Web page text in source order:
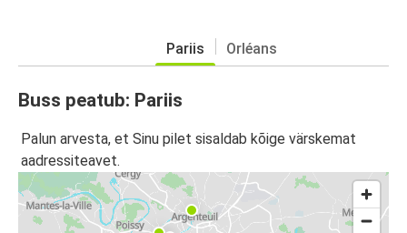
Pariis Orléans
Buss peatub: Pariis
Palun arvesta, et Sinu pilet sisaldab kõige värskemat
aadressiteavet.